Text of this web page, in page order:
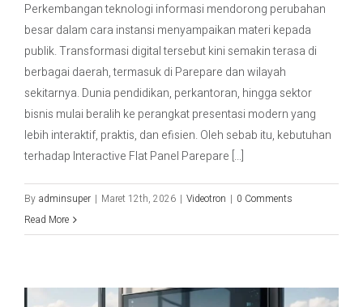
Perkembangan teknologi informasi mendorong perubahan
besar dalam cara instansi menyampaikan materi kepada
publik. Transformasi digital tersebut kini semakin terasa di
berbagai daerah, termasuk di Parepare dan wilayah
sekitarnya. Dunia pendidikan, perkantoran, hingga sektor
bisnis mulai beralih ke perangkat presentasi modern yang
lebih interaktif, praktis, dan efisien. Oleh sebab itu, kebutuhan
terhadap Interactive Flat Panel Parepare [...]
By adminsuper | Maret 12th, 2026 | Videotron | 0 Comments
Read More